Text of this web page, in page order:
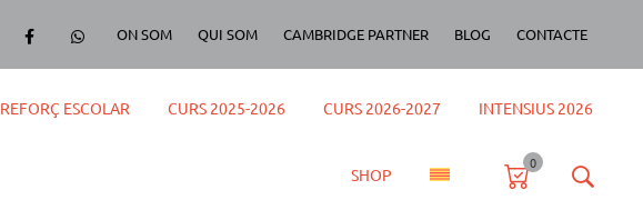
ON SOM QUI SOM CAMBRIDGE PARTNER BLOG CONTACTE
REFORÇ ESCOLAR CURS 2025-2026 CURS 2026-2027 INTENSIUS 2026
SHOP
0